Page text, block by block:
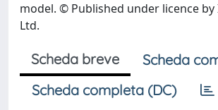
model. © Published under licence by
Ltd.
Scheda breve
Scheda
Scheda completa (DC)